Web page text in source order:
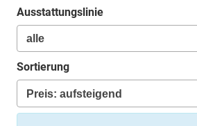
Ausstattungslinie
Sortierung